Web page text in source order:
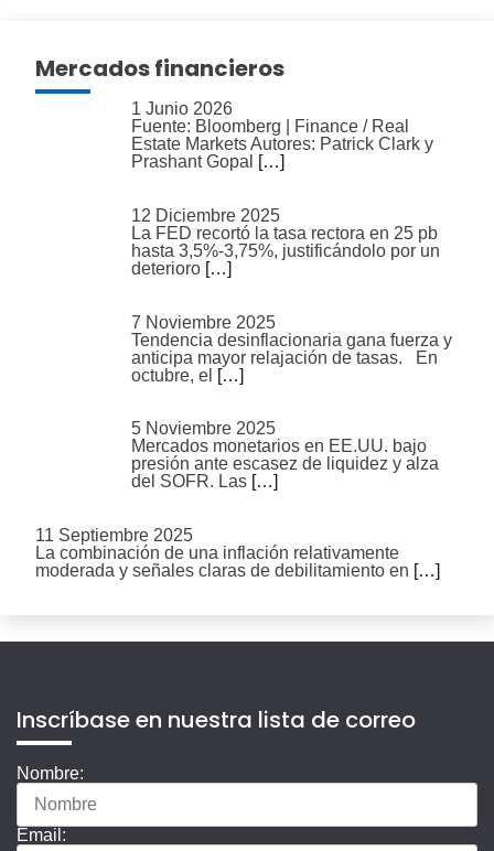
Mercados financieros
1 Junio 2026
Fuente: Bloomberg | Finance / Real
Estate Markets Autores: Patrick Clark y
Prashant Gopal […]
12 Diciembre 2025
La FED recortó la tasa rectora en 25 pb
hasta 3,5%-3,75%, justificándolo por un
deterioro […]
7 Noviembre 2025
Tendencia desinflacionaria gana fuerza y
anticipa mayor relajación de tasas. En
octubre, el […]
5 Noviembre 2025
Mercados monetarios en EE.UU. bajo
presión ante escasez de liquidez y alza
del SOFR. Las […]
11 Septiembre 2025
La combinación de una inflación relativamente
moderada y señales claras de debilitamiento en […]
Inscríbase en nuestra lista de correo
Nombre:
Email: